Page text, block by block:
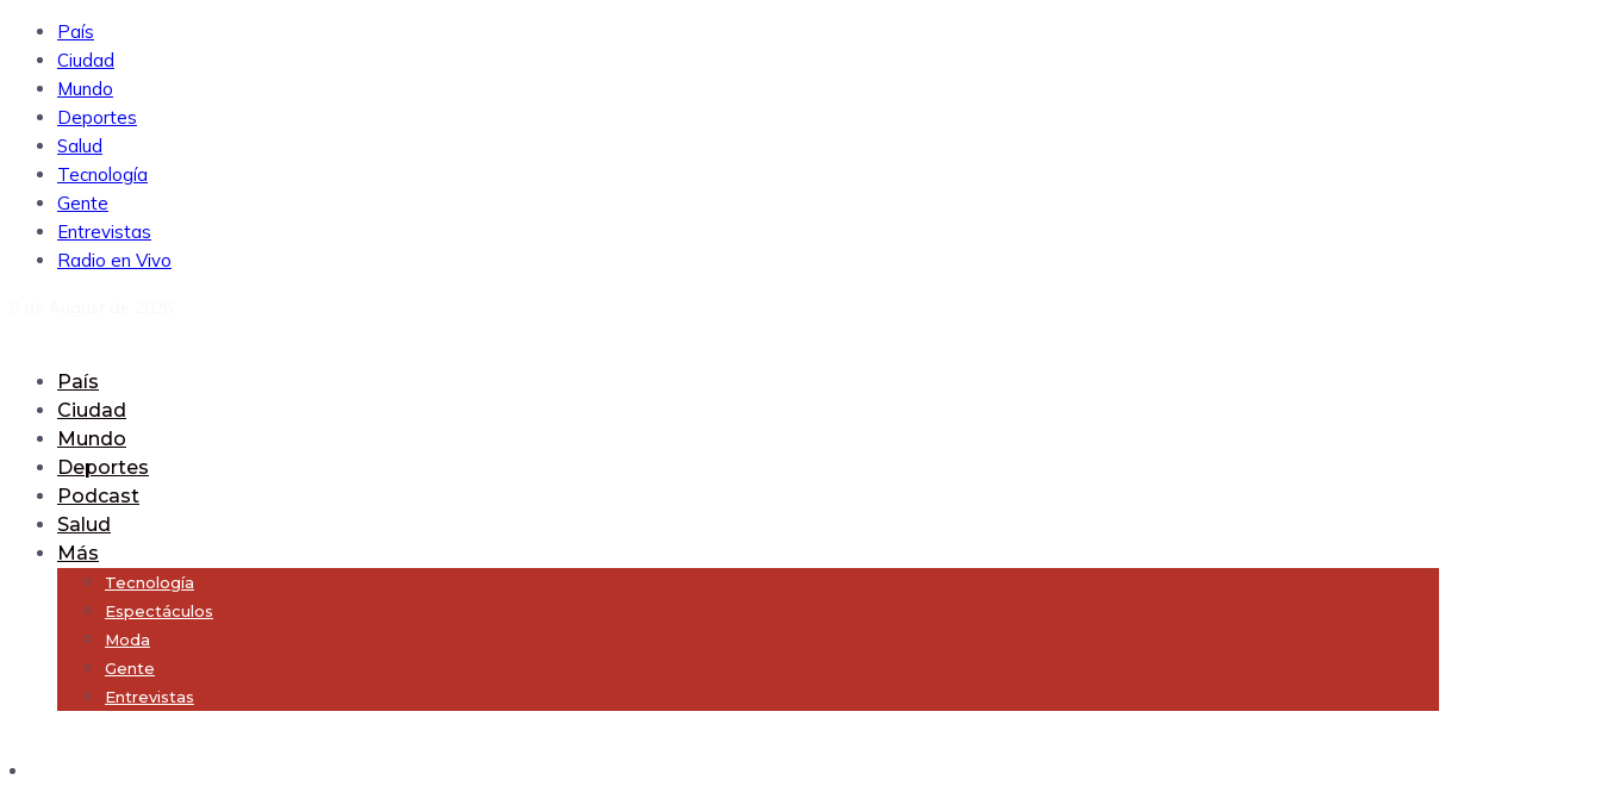
País
Ciudad
Mundo
Deportes
Salud
Tecnología
Gente
Entrevistas
Radio en Vivo
País
Ciudad
Mundo
Deportes
Podcast
Salud
Más
Tecnología
Espectáculos
Moda
Gente
Entrevistas